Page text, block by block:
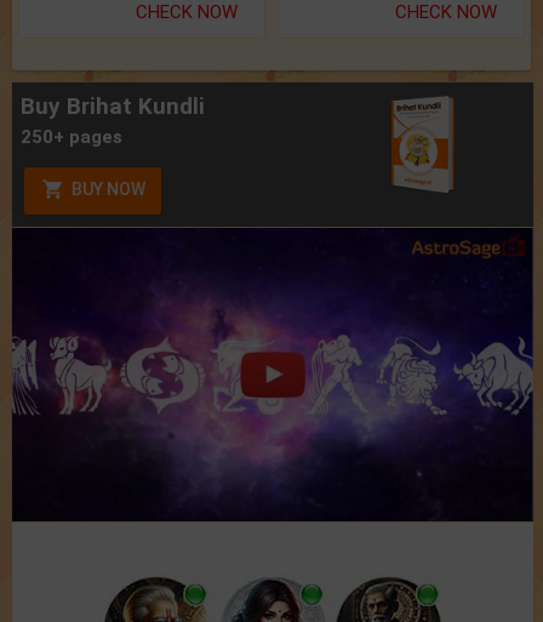
CHECK NOW CHECK NOW
Buy Brihat Kundli
250+ pages
BUY NOW